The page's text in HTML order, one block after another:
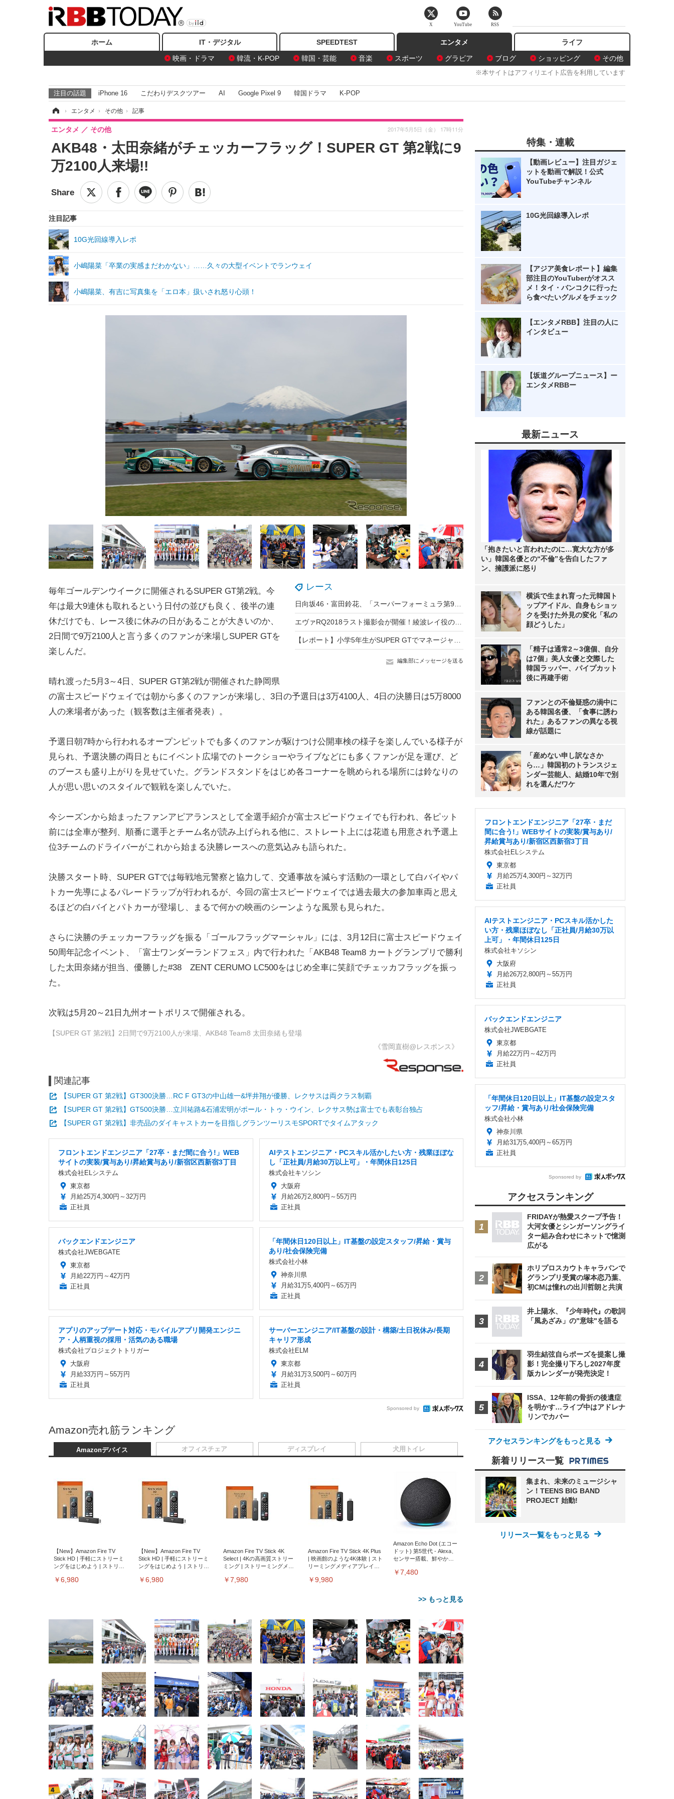
ホーム IT・デジタル SPEEDTEST
エンタメ
映画・ドラマ
韓流・K-POP 韓国・芸能 音楽 スポーツ グラビア ブログ ショッピング その他
ライフ
※本サイトはアフィリエイト広告を利用しています
注目の話題 iPhone 16 こだわりデスクツアー AI Google Pixel 9 韓国ドラマ K-POP
› エンタメ › その他 › 記事
AKB48・太田奈緒がチェッカーフラッグ！SUPER GT 第2戦に9
万2100人来場!!
エンタメ その他 2017年5月5日（金） 17時11分
注目記事
10G光回線導入レポ
小嶋陽菜「卒業の実感まだわかない」……久々の大型イベントでランウェイ
小嶋陽菜、有吉に写真集を「エロ本」扱いされ怒り心頭！
レース
編集部にメッセージを送る
毎年ゴールデンウイークに開催されるSUPER GT第2戦。今
年は最大9連休も取れるという日付の並びも良く、後半の連
休だけでも、レース後に休みの日があることが大きいのか、
2日間で9万2100人と言う多くのファンが来場しSUPER GTを
楽しんだ。
晴れ渡った5月3～4日、SUPER GT第2戦が開催された静岡県
の富士スピードウェイでは朝から多くのファンが来場し、3日の予選日は3万4100人、4日の決勝日は5万8000
人の来場者があった（観客数は主催者発表）。
予選日朝7時から行われるオープンピットでも多くのファンが駆けつけ公開車検の様子を楽しんでいる様子が
見られ、予選決勝の両日ともにイベント広場でのトークショーやライブなどにも多くファンが足を運び、ど
のブースも盛り上がりを見せていた。グランドスタンドをはじめ各コーナーを眺められる場所には鈴なりの
人が思い思いのスタイルで観戦を楽しんでいた。
今シーズンから始まったファンアピアランスとして全選手紹介が富士スピードウェイでも行われ、各ピット
前には全車が整列、順番に選手とチーム名が読み上げられる他に、ストレート上には花道も用意され予選上
位3チームのドライバーがこれから始まる決勝レースへの意気込みも語られた。
決勝スタート時、SUPER GTでは毎戦地元警察と協力して、交通事故を減らす活動の一環として白バイやパ
トカー先導によるパレードラップが行われるが、今回の富士スピードウェイでは過去最大の参加車両と思え
るほどの白バイとパトカーが登場し、まるで何かの映画のシーンような風景も見られた。
さらに決勝のチェッカーフラッグを振る「ゴールフラッグマーシャル」には、3月12日に富士スピードウェイ
50周年記念イベント、「富士ワンダーランドフェス」内で行われた「AKB48 Team8 カートグランプリで勝利
した太田奈緒が担当、優勝した#38 ZENT CERUMO LC500をはじめ全車に笑顔でチェッカフラッグを振っ
た。
次戦は5月20～21日九州オートポリスで開催される。
【SUPER GT 第2戦】2日間で9万2100人が来場、AKB48 Team8 太田奈緒も登場
《雪岡直樹@レスポンス》
関連記事
【SUPER GT 第2戦】GT300決勝…RC F GT3の中山雄一&坪井翔が優勝、レクサスは両クラス制覇
【SUPER GT 第2戦】GT500決勝…立川祐路&石浦宏明がポール・トゥ・ウイン、レクサス勢は富士でも表彰台独占
【SUPER GT 第2戦】非売品のダイキャストカーを目指しグランツーリスモSPORTでタイムアタック
フロントエンドエンジニア「27卒・まだ間に合う!」WEB
サイトの実装/賞与あり/昇給賞与あり/新宿区西新宿3丁目
株式会社ELシステム
東京都
月給25万4,300円～32万円
正社員
AIテストエンジニア・PCスキル活かしたい方・残業ほぼな
し「正社員/月給30万以上可」・年間休日125日
株式会社キソシン
大阪府
月給26万2,800円～55万円
正社員
バックエンドエンジニア
株式会社JWEBGATE
東京都
月給22万円～42万円
正社員
「年間休日120日以上」IT基盤の設定スタッフ/昇給・賞与
あり/社会保険完備
株式会社小林
神奈川県
月給31万5,400円～65万円
正社員
アプリのアップデート対応・モバイルアプリ開発エンジニ
ア・人柄重視の採用・活気のある職場
株式会社プロジェクトトリガー
大阪府
月給33万円～55万円
正社員
サーバーエンジニア/IT基盤の設計・構築/土日祝休み/長期
キャリア形成
株式会社ELM
東京都
月給31万3,500円～60万円
正社員
Sponsored by
Amazon売れ筋ランキング
Amazonデバイス
【New】Amazon Fire TV
Stick HD | 手軽にストリーミ
ングをはじめよう | ストリー
￥6,980
【New】Amazon Fire TV
Stick HD | 手軽にストリーミ
ングをはじめよう | ストリー
￥6,980
Amazon Fire TV Stick 4K
Select | 4Kの高画質ストリー
ミング | ストリーミングメデ
￥7,980
Amazon Fire TV Stick 4K Plus
| 映画館のような4K体験 | スト
リーミングメディアプレイヤ
￥9,980
Amazon Echo Dot (エコー
ドット) 第5世代 - Alexa、
センサー搭載、鮮やかな
￥7,480
>> もっと見る
オフィスチェア
[EdoErgo] オフィスチェア 椅
子 テレワーク 疲れない 跳ね
上げ式アームレスト コンパク
椅子 360度回転 座面昇降 強化
ナイロン樹脂ベース 通気性メ
ッシュ 在宅ワーク H-
WY01(黒網+黒枠+黒足)
￥5,699
SIHOO B100 オフィスチェア
／デスクチェア メッシュチェ
ア 人間工学 疲れない ブラッ
￥27,999
Sezlife オフィスチェア デスク
チェア 疲れない テレワーク
チェア 強化バックレスト 30
子 腰サポート 90度跳ね上げ
式アームレスト 3Dヘッドレス
ト ハンガー付き 高反発クッシ
ョン PCチェア 通気性メッシ
ュ ゲーミング/勉強/事務用 お
しゃれ パソコンチェア (ブラ
￥7,680
Sezlife オフィスチェア デスク
チェア 疲れない テレワーク
チェア 強化バックレスト 30度
腰サポート 90度跳ね上げ式ア
ームレスト 3Dヘッドレスト
ハンガー付き 高反発クッショ
ン PCチェア 通気性メッシュ
ゲーミング/勉強/事務用 おし
ゃれ パソコンチェア (ホワイ
ANDWINT オフィスチェ
ア デスクチェア 肘なし メ
ッシュ 通気性 ランバーサ
ポート付き 腰サポート ガ
転 キャスター付き コンパ
クト 幅52×奥行58.5×高さ
84～96cm テレワーク 在
宅勤務 ブラック
ディスプレイ
EIZO ビジネス向けプレミア
ムモニター | FlexScan
EV3240X-WT | 31.5型4K
UHD・USB Type-C・ホワイ
EIZO ビジネス向けプレミア
ムモニター | FlexScan
EV2740X-WT | 27.0型4K
UHD・USB Type-C・ホワイ
【純正品】27"ゲーミングモ
ニター DualSense 充電フッ
ク付き（CFI-ZDM1J）
【整備済み品】Dell
E2724HS 27インチ 液晶モ
ニター フル
HD（1920×1080）VA 非光
スピーカー内蔵 高さ調整 ス
イベル VESA対応
ComfortView ビジネス向け
￥15,800
【MiniLED/24.5inch/280Hz/FHD】
GRAPHT THE SHOOTER
Gaming Monitor 24” Essential ゲ
ーミングモニター QD 24.5インチ
年保証 | 輝点保証 | 日本メーカー)
犬用トイレ
Amazonベーシック ペットシ
ーツ 薄型 レギュラー 1回使い
捨て 無香料 ホワイト 300枚
￥3,373
Amazonベーシック ペットシ
ーツ 厚型 ワイド 42枚x2袋(84
枚) ホワイト(吸収面:ライトブ
￥3,234
ネオ・ルーライフ ネオ・オム
ツ L 中型犬用 26枚入り 単品
￥1,800
Smart Basic(スマートベーシ
ック) 【Amazon.co.jp限定】
Smart Basic アイリスオーヤマ
ワイド 100枚入 (x 1) (ケース
販売)
アイリスオーヤマ ペット
シーツ 超厚型 お徳用 レギ
ュラー 200枚入
【Amazon.co.jp限定】
特集・連載
【動画レビュー】注目ガジェ
ットを動画で解説！公式
YouTubeチャンネル
10G光回線導入レポ
【アジア美食レポート】編集
部注目のYouTuberがオスス
メ！タイ・バンコクに行った
ら食べたいグルメをチェック
【エンタメRBB】注目の人に
インタビュー
【坂道グループニュース】ー
エンタメRBBー
最新ニュース
「抱きたいと言われたのに…寛大な方が多
い」韓国名優との“不倫”を告白したファ
ン、擁護派に怒り
横浜で生まれ育った元韓国ト
ップアイドル、自身もショッ
クを受けた外見の変化「私の
顔どうした」
「精子は通常2～3億個、自分
は7個」美人女優と交際した
韓国ラッパー、パイプカット
後に再建手術
ファンとの不倫疑惑の渦中に
ある韓国名優、「食事に誘わ
れた」あるファンの異なる視
線が話題に
「産めない申し訳なさか
ら…」韓国初のトランスジェ
ンダー芸能人、結婚10年で別
れを選んだワケ
フロントエンドエンジニア「27卒・まだ
間に合う!」WEBサイトの実装/賞与あり/
昇給賞与あり/新宿区西新宿3丁目
株式会社ELシステム
東京都
月給25万4,300円～32万円
正社員
AIテストエンジニア・PCスキル活かした
い方・残業ほぼなし「正社員/月給30万以
上可」・年間休日125日
株式会社キソシン
大阪府
月給26万2,800円～55万円
正社員
バックエンドエンジニア
株式会社JWEBGATE
東京都
月給22万円～42万円
正社員
「年間休日120日以上」IT基盤の設定スタ
ッフ/昇給・賞与あり/社会保険完備
株式会社小林
神奈川県
月給31万5,400円～65万円
正社員
Sponsored by
アクセスランキング
FRIDAYが熱愛スクープ予告！
大河女優とシンガーソングライ
ター組み合わせにネットで憶測
広がる
ホリプロスカウトキャラバンで
グランプリ受賞の塚本恋乃葉、
初CMは憧れの出川哲朗と共演
井上陽水、『少年時代』の歌詞
「風あざみ」の"意味"を語る
羽生結弦自らポーズを提案し撮
影！完全撮り下ろし2027年度
版カレンダーが発売決定！
ISSA、12年前の骨折の後遺症
を明かす…ライブ中はアドレナ
リンでカバー
アクセスランキングをもっと見る
新着リリース一覧
集まれ、未来のミュージシャ
ン！TEENS BIG BAND
PROJECT 始動!
リリース一覧をもっと見る
X YouTube RSS